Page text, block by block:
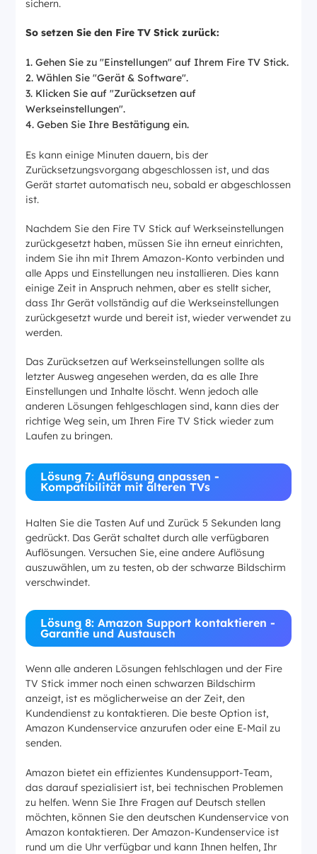
sichern.
So setzen Sie den Fire TV Stick zurück:
Gehen Sie zu "Einstellungen" auf Ihrem Fire TV Stick.
Wählen Sie "Gerät & Software".
Klicken Sie auf "Zurücksetzen auf
Werkseinstellungen".
Geben Sie Ihre Bestätigung ein.
Es kann einige Minuten dauern, bis der
Zurücksetzungsvorgang abgeschlossen ist, und das
Gerät startet automatisch neu, sobald er abgeschlossen
ist.
Nachdem Sie den Fire TV Stick auf Werkseinstellungen
zurückgesetzt haben, müssen Sie ihn erneut einrichten,
indem Sie ihn mit Ihrem Amazon-Konto verbinden und
alle Apps und Einstellungen neu installieren. Dies kann
einige Zeit in Anspruch nehmen, aber es stellt sicher,
dass Ihr Gerät vollständig auf die Werkseinstellungen
zurückgesetzt wurde und bereit ist, wieder verwendet zu
werden.
Das Zurücksetzen auf Werkseinstellungen sollte als
letzter Ausweg angesehen werden, da es alle Ihre
Einstellungen und Inhalte löscht. Wenn jedoch alle
anderen Lösungen fehlgeschlagen sind, kann dies der
richtige Weg sein, um Ihren Fire TV Stick wieder zum
Laufen zu bringen.
Lösung 7: Auflösung anpassen -
Kompatibilität mit älteren TVs
Halten Sie die Tasten Auf und Zurück 5 Sekunden lang
gedrückt. Das Gerät schaltet durch alle verfügbaren
Auflösungen. Versuchen Sie, eine andere Auflösung
auszuwählen, um zu testen, ob der schwarze Bildschirm
verschwindet.
Lösung 8: Amazon Support kontaktieren -
Garantie und Austausch
Wenn alle anderen Lösungen fehlschlagen und der Fire
TV Stick immer noch einen schwarzen Bildschirm
anzeigt, ist es möglicherweise an der Zeit, den
Kundendienst zu kontaktieren. Die beste Option ist,
Amazon Kundenservice anzurufen oder eine E-Mail zu
senden.
Amazon bietet ein effizientes Kundensupport-Team,
das darauf spezialisiert ist, bei technischen Problemen
zu helfen. Wenn Sie Ihre Fragen auf Deutsch stellen
möchten, können Sie den deutschen Kundenservice von
Amazon kontaktieren. Der Amazon-Kundenservice ist
rund um die Uhr verfügbar und kann Ihnen helfen, Ihr